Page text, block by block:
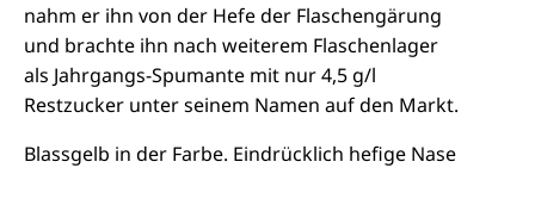
nahm er ihn von der Hefe der Flaschengärung
und brachte ihn nach weiterem Flaschenlager
als Jahrgangs-Spumante mit nur 4,5 g/l
Restzucker unter seinem Namen auf den Markt.
Blassgelb in der Farbe. Eindrücklich hefige Nase